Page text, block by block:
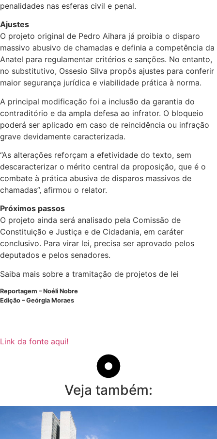
penalidades nas esferas civil e penal.
Ajustes
O projeto original de Pedro Aihara já proibia o disparo
massivo abusivo de chamadas e definia a competência da
Anatel para regulamentar critérios e sanções. No entanto,
no substitutivo, Ossesio Silva propôs ajustes para conferir
maior segurança jurídica e viabilidade prática à norma.
A principal modificação foi a inclusão da garantia do
contraditório e da ampla defesa ao infrator. O bloqueio
poderá ser aplicado em caso de reincidência ou infração
grave devidamente caracterizada.
“As alterações reforçam a efetividade do texto, sem
descaracterizar o mérito central da proposição, que é o
combate à prática abusiva de disparos massivos de
chamadas”, afirmou o relator.
Próximos passos
O projeto ainda será analisado pela Comissão de
Constituição e Justiça e de Cidadania, em caráter
conclusivo. Para virar lei, precisa ser aprovado pelos
deputados e pelos senadores.
Saiba mais sobre a tramitação de projetos de lei
Reportagem – Noéli Nobre
Edição – Geórgia Moraes
Link da fonte aqui!
Veja também: